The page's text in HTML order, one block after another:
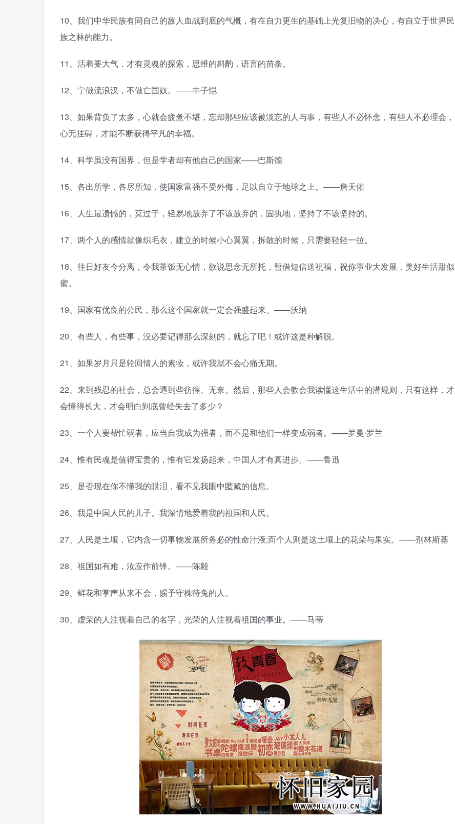
10、我们中华民族有同自己的敌人血战到底的气概，有在自力更生的基础上光复旧物的决心，有自立于世界民
族之林的能力。
11、活着要大气，才有灵魂的探索，思维的斟酌，语言的苗条。
12、宁做流浪汉，不做亡国奴。——丰子恺
13、如果背负了太多，心就会疲惫不堪，忘却那些应该被淡忘的人与事，有些人不必怀念，有些人不必理会，
心无挂碍，才能不断获得平凡的幸福。
14、科学虽没有国界，但是学者却有他自己的国家——巴斯德
15、各出所学，各尽所知，使国家富强不受外侮，足以自立于地球之上。——詹天佑
16、人生最遗憾的，莫过于，轻易地放弃了不该放弃的，固执地，坚持了不该坚持的。
17、两个人的感情就像织毛衣，建立的时候小心翼翼，拆散的时候，只需要轻轻一拉。
18、往日好友今分离，令我茶饭无心情，欲说思念无所托，暂借短信送祝福，祝你事业大发展，美好生活甜似
蜜。
19、国家有优良的公民，那么这个国家就一定会强盛起来。——沃纳
20、有些人，有些事，没必要记得那么深刻的，就忘了吧！或许这是种解脱。
21、如果岁月只是轮回情人的素妆，或许我就不会心痛无期。
22、来到残忍的社会，总会遇到些彷徨、无奈。然后，那些人会教会我读懂这生活中的潜规则，只有这样，才
会懂得长大，才会明白到底曾经失去了多少？
23、一个人要帮忙弱者，应当自我成为强者，而不是和他们一样变成弱者。——罗曼·罗兰
24、惟有民魂是值得宝贵的，惟有它发扬起来，中国人才有真进步。——鲁迅
25、是否现在你不懂我的眼泪，看不见我眼中匿藏的信息。
26、我是中国人民的儿子。我深情地爱着我的祖国和人民。
27、人民是土壤，它内含一切事物发展所务必的性命汁液;而个人则是这土壤上的花朵与果实。——别林斯基
28、祖国如有难，汝应作前锋。——陈毅
29、鲜花和掌声从来不会，赐予守株待兔的人。
30、虚荣的人注视着自己的名字，光荣的人注视着祖国的事业。——马蒂